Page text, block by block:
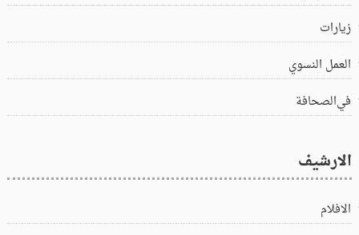
زيارات
العمل النسوي
في‌الصحافة
الارشيف
الافلام